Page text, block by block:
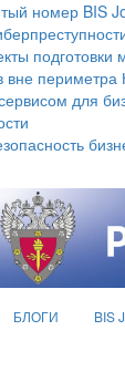
номер BIS
подготовки
периметра
для
БЛОГИ BIS